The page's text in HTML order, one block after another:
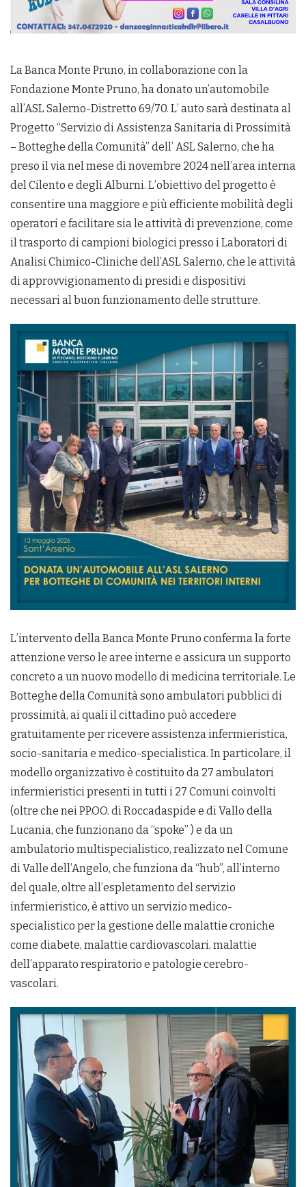
La Banca Monte Pruno, in collaborazione con la
Fondazione Monte Pruno, ha donato un’automobile
all’ASL Salerno-Distretto 69/70. L’ auto sarà destinata al
Progetto “Servizio di Assistenza Sanitaria di Prossimità
– Botteghe della Comunità” dell’ ASL Salerno, che ha
preso il via nel mese di novembre 2024 nell’area interna
del Cilento e degli Alburni. L’obiettivo del progetto è
consentire una maggiore e più efficiente mobilità degli
operatori e facilitare sia le attività di prevenzione, come
il trasporto di campioni biologici presso i Laboratori di
Analisi Chimico-Cliniche dell’ASL Salerno, che le attività
di approvvigionamento di presidi e dispositivi
necessari al buon funzionamento delle strutture.
L’intervento della Banca Monte Pruno conferma la forte
attenzione verso le aree interne e assicura un supporto
concreto a un nuovo modello di medicina territoriale. Le
Botteghe della Comunità sono ambulatori pubblici di
prossimità, ai quali il cittadino può accedere
gratuitamente per ricevere assistenza infermieristica,
socio-sanitaria e medico-specialistica. In particolare, il
modello organizzativo è costituito da 27 ambulatori
infermieristici presenti in tutti i 27 Comuni coinvolti
(oltre che nei PP.OO. di Roccadaspide e di Vallo della
Lucania, che funzionano da “spoke” ) e da un
ambulatorio multispecialistico, realizzato nel Comune
di Valle dell’Angelo, che funziona da “hub”, all’interno
del quale, oltre all’espletamento del servizio
infermieristico, è attivo un servizio medico-
specialistico per la gestione delle malattie croniche
come diabete, malattie cardiovascolari, malattie
dell’apparato respiratorio e patologie cerebro-
vascolari.